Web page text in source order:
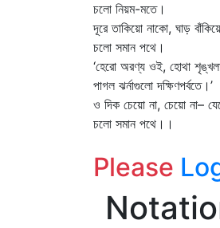
চলো নিয়ম-মতে।
দূরে তাকিয়ো নাকো, ঘাড়
চলো সমান পথে।
‘হেরো অরণ্য ওই, হোথা
পাগল ঝর্নাগুলো দক্ষিণপর্বতে।’
ও দিক চেয়ো না, চেয়ো না–
চলো সমান পথে।।
Please